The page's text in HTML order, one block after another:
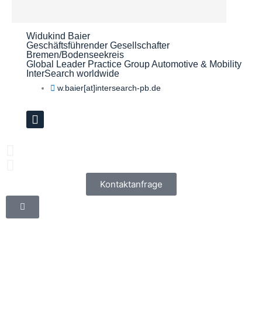
Widukind Baier
Geschäftsführender Gesellschafter
Bremen/Bodenseekreis​
Global Leader Practice Group Automotive & Mobility
InterSearch worldwide
w.baier[at]intersearch-pb.de
L
i
n
Kontaktanfrage